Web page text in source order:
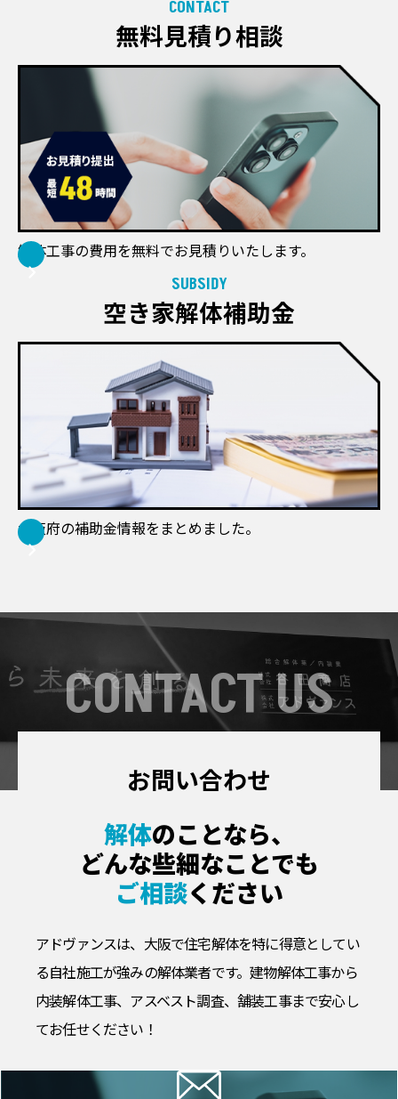
CONTACT
無料見積り相談
解体工事の費用を無料でお見積りいたします。
SUBSIDY
空き家解体補助金
大阪府の補助金情報をまとめました。
CONTACT US
お問い合わせ
解体のことなら、
どんな些細なことでも
ご相談ください
アドヴァンスは、大阪で住宅解体を特に得意としてい
る自社施工が強みの解体業者です。建物解体工事から
内装解体工事、アスベスト調査、舗装工事まで安心し
てお任せください！